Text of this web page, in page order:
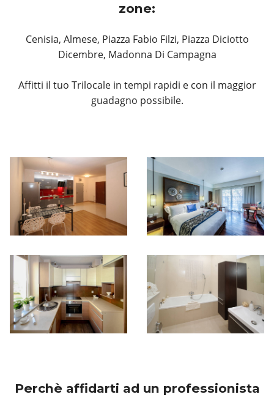
zone:
Cenisia, Almese, Piazza Fabio Filzi, Piazza Diciotto
Dicembre, Madonna Di Campagna
Affitti il tuo Trilocale in tempi rapidi e con il maggior
guadagno possibile.
Perchè affidarti ad un professionista